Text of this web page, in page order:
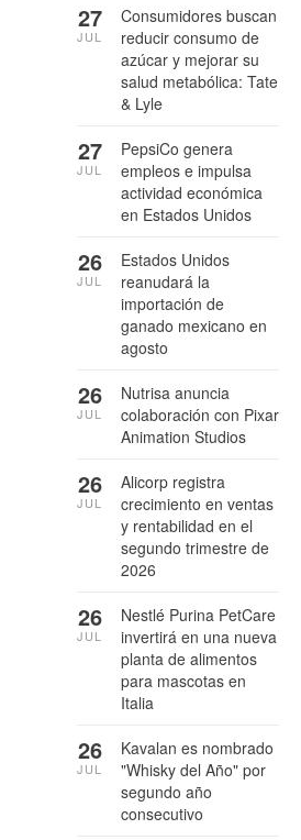
Consumidores buscan
reducir consumo de
azúcar y mejorar su
salud metabólica: Tate
& Lyle
27
JUL
PepsiCo genera
empleos e impulsa
actividad económica
en Estados Unidos
27
JUL
Estados Unidos
reanudará la
importación de
ganado mexicano en
agosto
26
JUL
Nutrisa anuncia
colaboración con Pixar
Animation Studios
26
JUL
Alicorp registra
crecimiento en ventas
y rentabilidad en el
segundo trimestre de
2026
26
JUL
Nestlé Purina PetCare
invertirá en una nueva
planta de alimentos
para mascotas en
Italia
26
JUL
Kavalan es nombrado
"Whisky del Año" por
segundo año
consecutivo
26
JUL